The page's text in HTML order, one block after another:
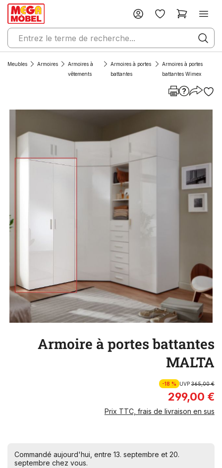
Meubles Armoires
Armoires à
vêtements
Armoires à portes
battantes
Armoires à portes
battantes Wimex
Armoire à portes battantes
MALTA
-18 % UVP365,00 €
299,00 €
Prix TTC, frais de livraison en sus
Commandé aujourd'hui, entre 13. septembre et 20.
septembre chez vous.